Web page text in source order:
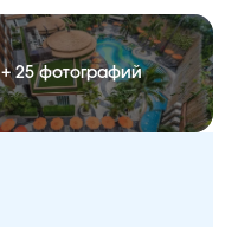
+ 25 фотографий